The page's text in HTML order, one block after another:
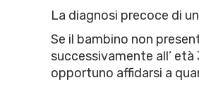
La diagnosi precoce di
Se il bambino non
successivamente all’
opportuno affidarsi a